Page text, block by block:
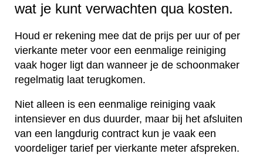
wat je kunt verwachten qua kosten.
Houd er rekening mee dat de prijs per uur of per
vierkante meter voor een eenmalige reiniging
vaak hoger ligt dan wanneer je de schoonmaker
regelmatig laat terugkomen.
Niet alleen is een eenmalige reiniging vaak
intensiever en dus duurder, maar bij het afsluiten
van een langdurig contract kun je vaak een
voordeliger tarief per vierkante meter afspreken.